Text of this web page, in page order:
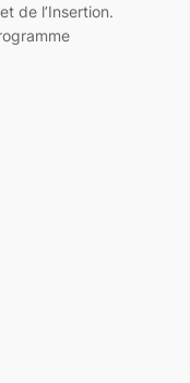
de l’Insertion.